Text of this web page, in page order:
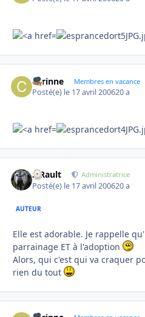
corinne Membres en vacance
Posté(e) le 17 avril 200620 a
S.Rault Administratrice
Posté(e) le 17 avril 200620 a
AUTEUR
Elle est adorable. Je rappelle
parrainage ET à l'adoption
Alors, qui c'est qui va craquer
rien du tout